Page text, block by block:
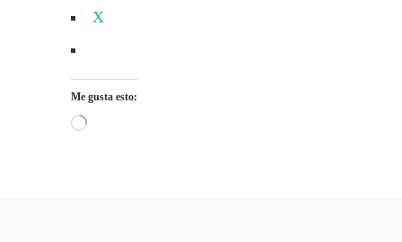
X
Me gusta esto:
Cargando...